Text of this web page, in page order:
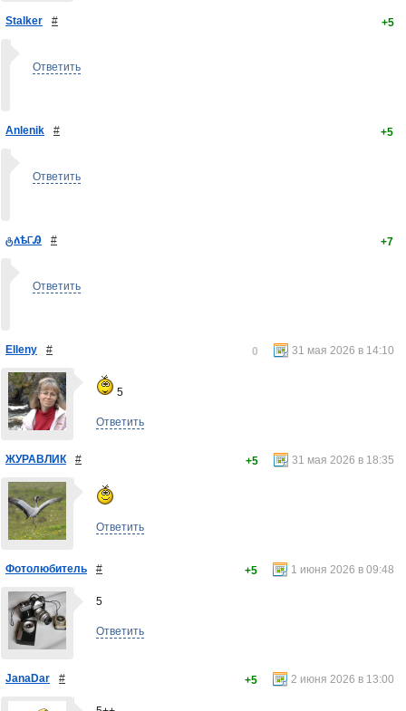
Stalker # +5
Ответить
Anlenik # +5
Ответить
ტለѣ୮Ꭿ # +7
Ответить
Elleny # 31 мая 2026 в 14:10
0
5
Ответить
ЖУРАВЛИК # 31 мая 2026 в 18:35
+5
Ответить
Фотолюбитель # 1 июня 2026 в 09:48
+5
5
Ответить
JanaDar # 2 июня 2026 в 13:00
+5